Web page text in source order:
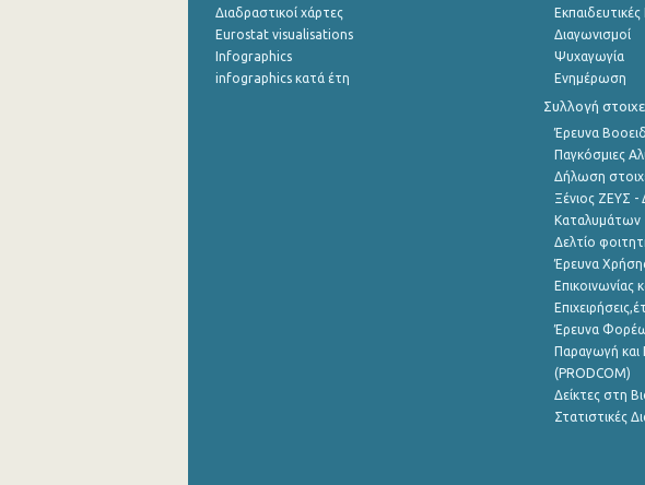
Διαδραστικοί χάρτες
Eurostat visualisations
Infographics
infographics κατά έτη
Διαγωνισμοί
Ψυχαγωγία
Ενημέρωση
Συλλογή
Έρευνα
Παγκόσμιες
Δήλωση
Ξένιος ΖΕΥΣ -
Καταλυμάτων
Δελτίο
Έρευνα
Επικοινωνίας
Έρευνα
Παραγωγή και
(PRODCOM)
Δείκτες στη
Στατιστικές